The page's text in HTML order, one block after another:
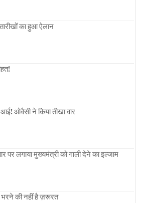
का हुआ ऐलान
ओवैसी ने किया तीखा वार
पर लगाया मुख्यमंत्री को गाली देने का इल्जाम
भरने की नहीं है ज़रूरत